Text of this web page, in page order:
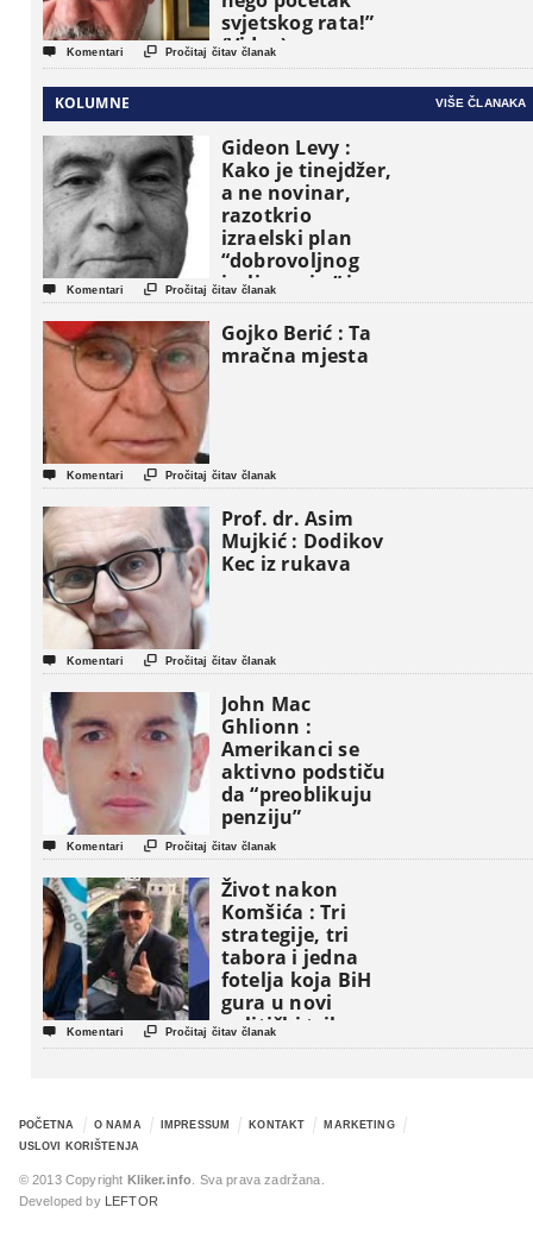
svjetskog rata!”
(Video)
 Komentari  Pročitaj čitav članak
KOLUMNE VIŠE ČLANAKA
Gideon Levy :
Kako je tinejdžer,
a ne novinar,
razotkrio
izraelski plan
“dobrovoljnog
iseljavanja ” iz
Gaze
 Komentari  Pročitaj čitav članak
Gojko Berić : Ta
mračna mjesta
 Komentari  Pročitaj čitav članak
Prof. dr. Asim
Mujkić : Dodikov
Kec iz rukava
 Komentari  Pročitaj čitav članak
John Mac
Ghlionn :
Amerikanci se
aktivno podstiču
da “preoblikuju
penziju”
 Komentari  Pročitaj čitav članak
Život nakon
Komšića : Tri
strategije, tri
tabora i jedna
fotelja koja BiH
gura u novi
politički triler
 Komentari  Pročitaj čitav članak
POČETNA O NAMA IMPRESSUM KONTAKT
MARKETING
USLOVI KORIŠTENJA
© 2013 Copyright Kliker.info . Sva prava zadržana.
Developed by
LEFTOR